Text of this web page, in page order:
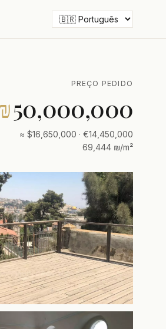
PREÇO PEDIDO
50,000,000
≈ $16,650,000 · €14,450,000
69,444 ₪/m²